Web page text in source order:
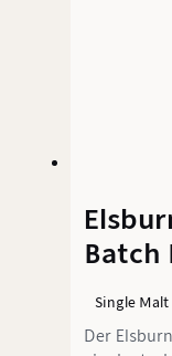
Batch
Single Malt
Der